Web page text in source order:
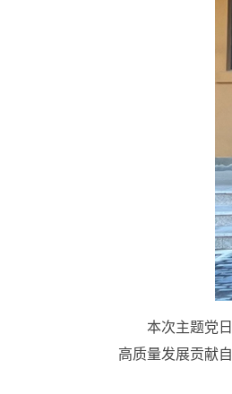
本次主题党日
高质量发展贡献